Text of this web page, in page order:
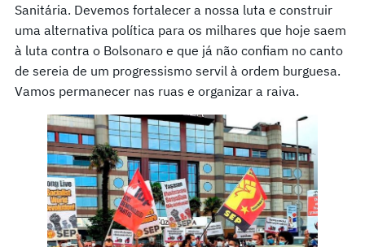
Sanitária. Devemos fortalecer a nossa luta e construir
uma alternativa política para os milhares que hoje saem
à luta contra o Bolsonaro e que já não confiam no canto
de sereia de um progressismo servil à ordem burguesa.
Vamos permanecer nas ruas e organizar a raiva.